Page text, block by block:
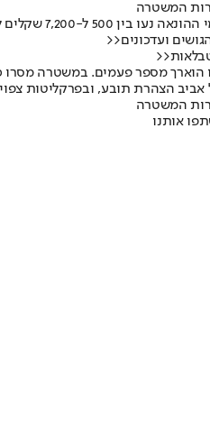
המשטרה
הצהרת תובע, ובפרקליטות
המשטרה
אותנו